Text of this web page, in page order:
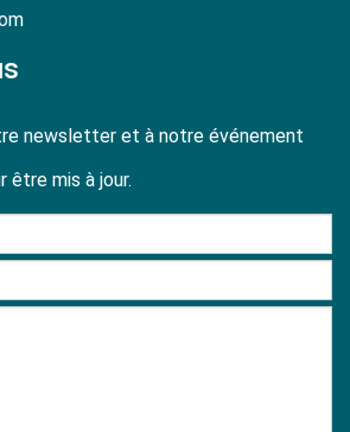
newsletter et à notre événement
être mis à jour.